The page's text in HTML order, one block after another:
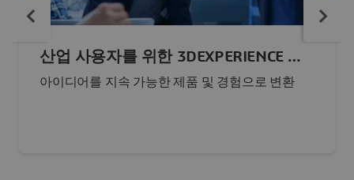
산업 사용자를 위한 3DEXPERIENCE 플
랫폼
아이디어를 지속 가능한 제품 및 경험으로 변환